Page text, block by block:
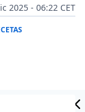
2025 - 06:22 CET